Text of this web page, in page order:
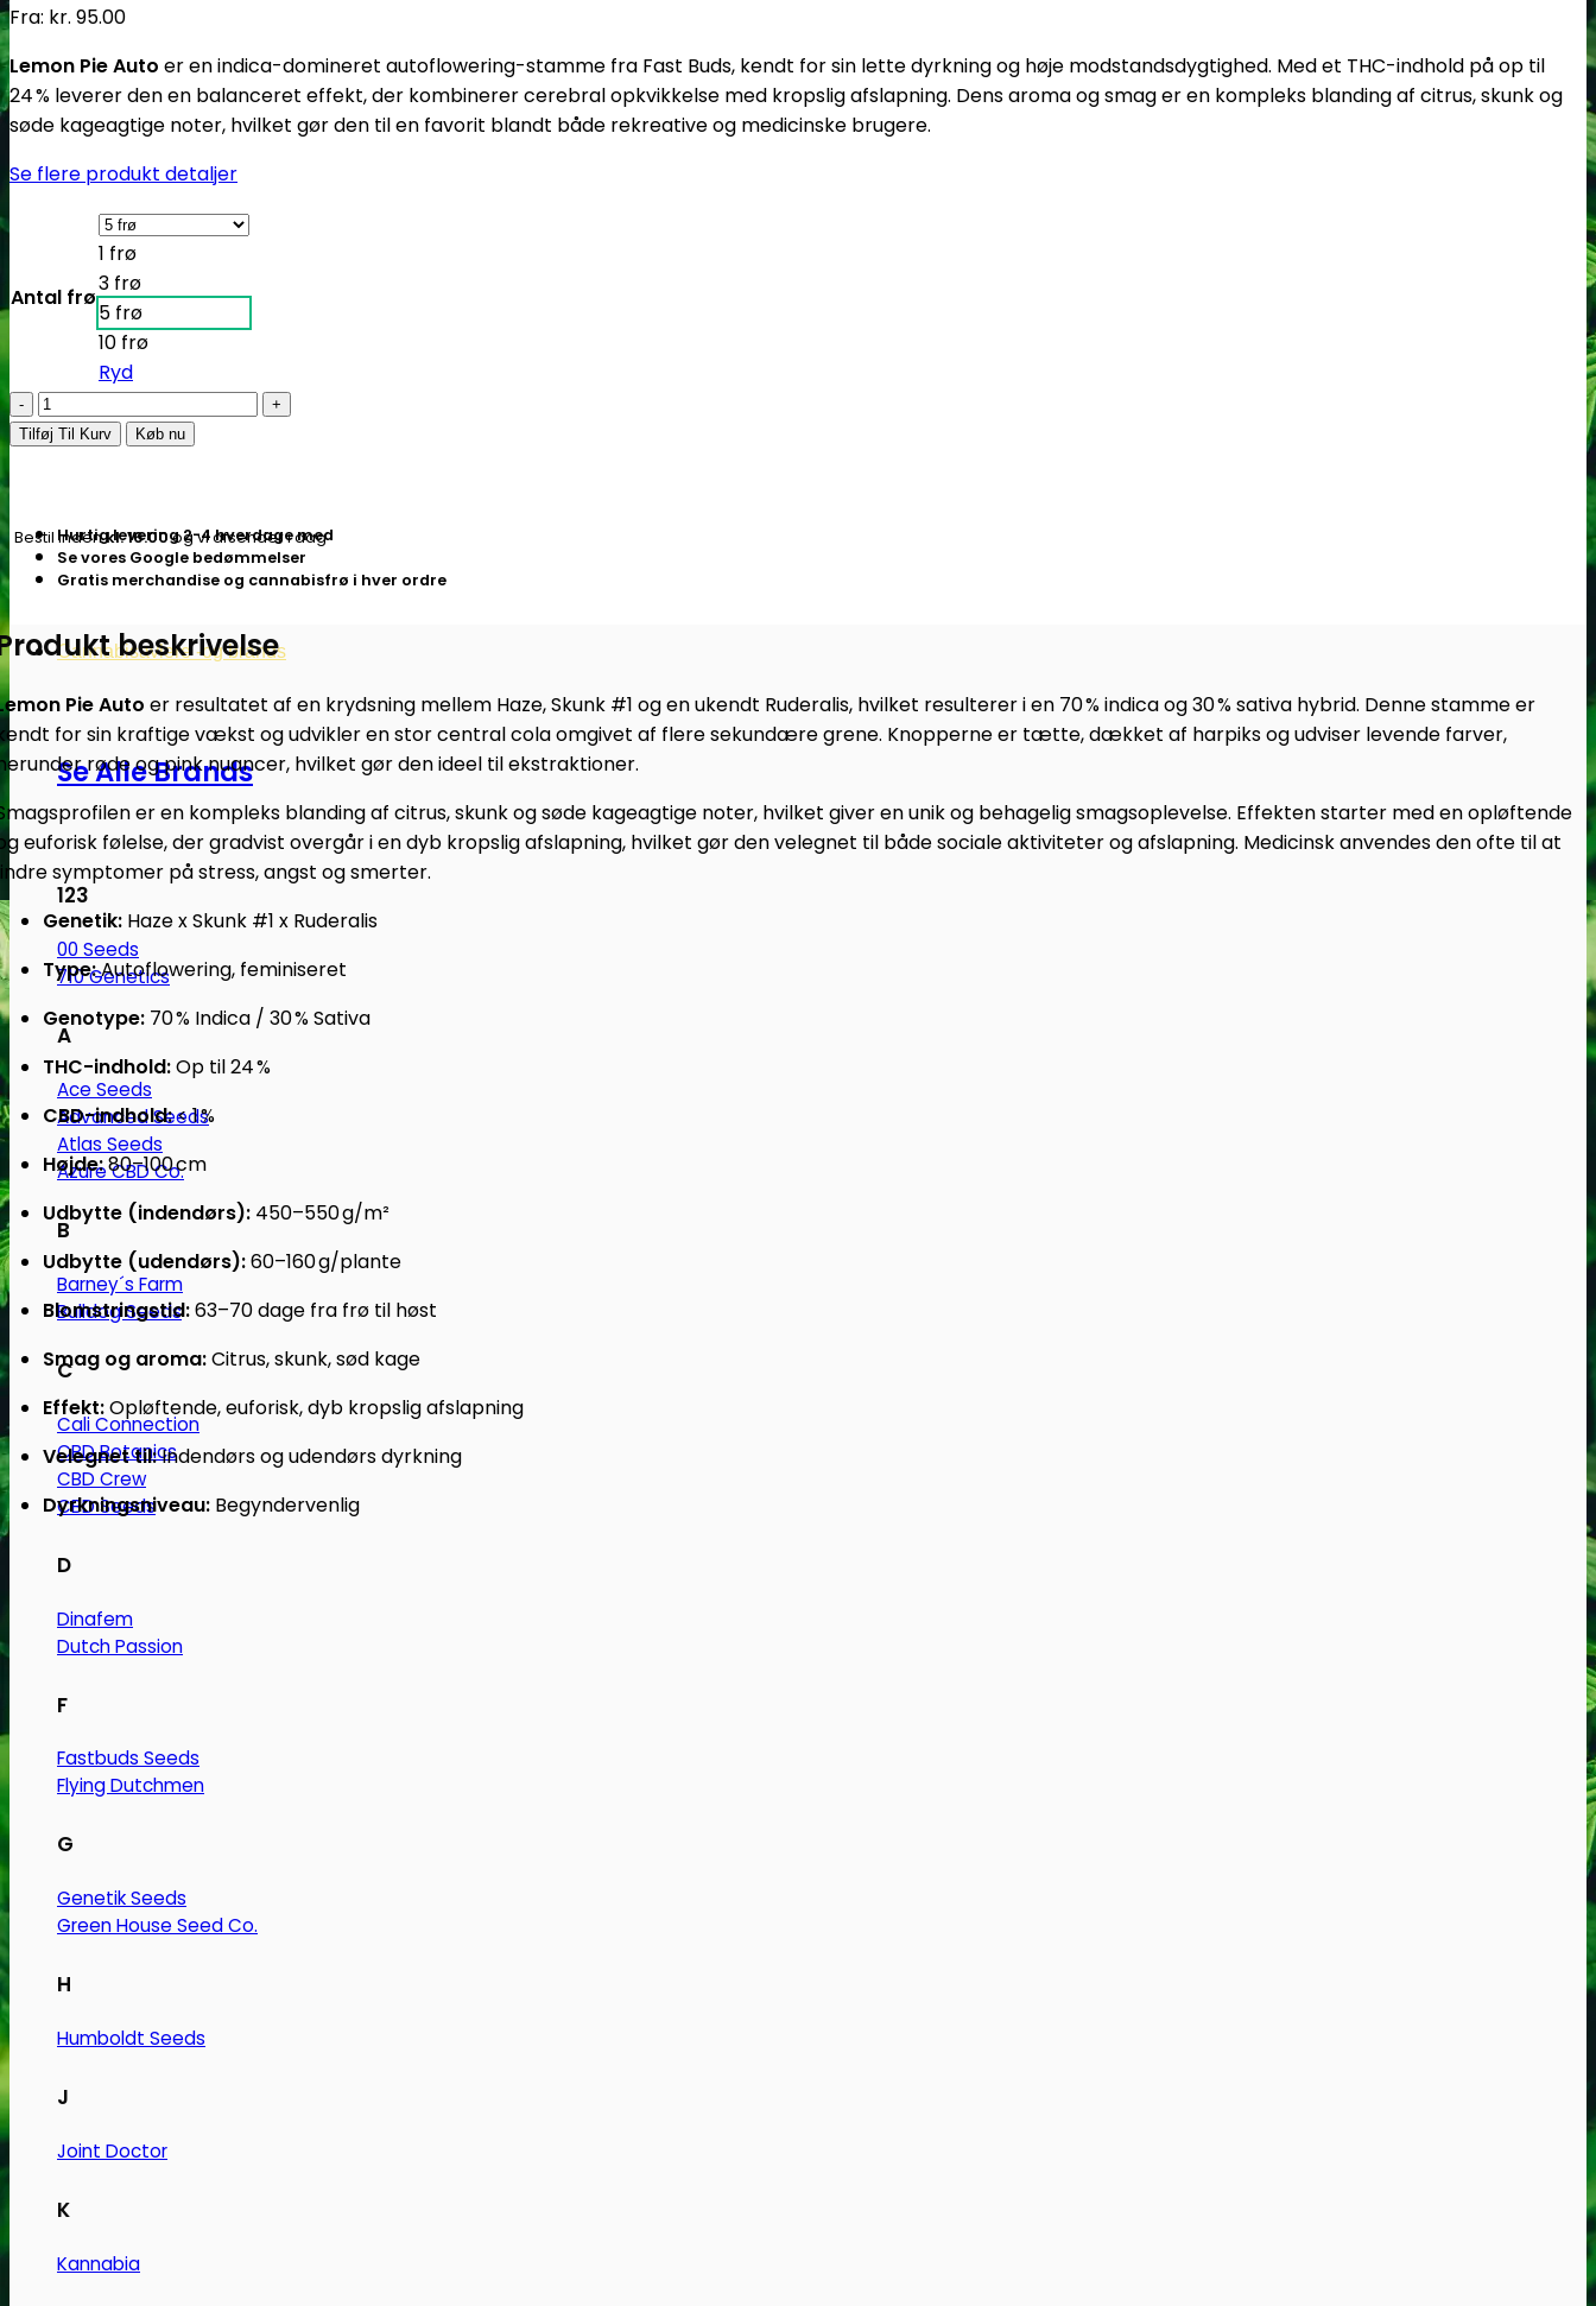
Cannabisavlere -og brands
Se Alle Brands
123
00 Seeds
710 Genetics
A
Ace Seeds
Advanced Seeds
Atlas Seeds
Azure CBD Co.
B
Barney´s Farm
Bulldog Seeds
C
Cali Connection
CBD Botanics
CBD Crew
CBD Seeds
D
Dinafem
Dutch Passion
F
Fastbuds Seeds
Flying Dutchmen
G
Genetik Seeds
Green House Seed Co.
H
Humboldt Seeds
J
Joint Doctor
K
Kannabia
Fra: kr. 95.00
Lemon Pie Auto er en indica-domineret autoflowering-stamme fra Fast Buds, kendt for sin lette dyrkning og høje modstandsdygtighed. Med et THC-indhold på op til
24 % leverer den en balanceret effekt, der kombinerer cerebral opkvikkelse med kropslig afslapning. Dens aroma og smag er en kompleks blanding af citrus, skunk og
søde kageagtige noter, hvilket gør den til en favorit blandt både rekreative og medicinske brugere.
Se flere produkt detaljer
Antal frø
1 frø
3 frø
5 frø
10 frø
Ryd
Lemon
Pie
-
Fastbuds
Tilføj Til Kurv Køb nu
Bestil indenkl. 16.00og vi afsender i dag
Hurtig levering 2-4 hverdage med
Se vores Google bedømmelser
Gratis merchandise og cannabisfrø i hver ordre
beskrivelse
Pie Auto er resultatet af en krydsning mellem Haze, Skunk #1 og en ukendt Ruderalis, hvilket resulterer i en 70 % indica og 30 % sativa hybrid. Denne stamme er
for sin kraftige vækst og udvikler en stor central cola omgivet af flere sekundære grene. Knopperne er tætte, dækket af harpiks og udviser levende farver,
røde og pink nuancer, hvilket gør den ideel til ekstraktioner.
er en kompleks blanding af citrus, skunk og søde kageagtige noter, hvilket giver en unik og behagelig smagsoplevelse. Effekten starter med en opløftende
euforisk følelse, der gradvist overgår i en dyb kropslig afslapning, hvilket gør den velegnet til både sociale aktiviteter og afslapning. Medicinsk anvendes den ofte til at
symptomer på stress, angst og smerter.
Genetik: Haze x Skunk #1 x Ruderalis
Type:Autoflowering, feminiseret
Genotype: 70 % Indica / 30 % Sativa
THC-indhold:Op til 24 %
CBD-indhold:< 1 %
Højde:80–100 cm​
Udbytte (indendørs): 450–550 g/m²​
Udbytte (udendørs):60–160 g/plante​
Blomstringstid:63–70 dage fra frø til høst​
Smag og aroma:Citrus, skunk, sød kage​
Effekt:Opløftende, euforisk, dyb kropslig afslapning​
Velegnet til:Indendørs og udendørs dyrkning​
Dyrkningsniveau: Begyndervenlig​